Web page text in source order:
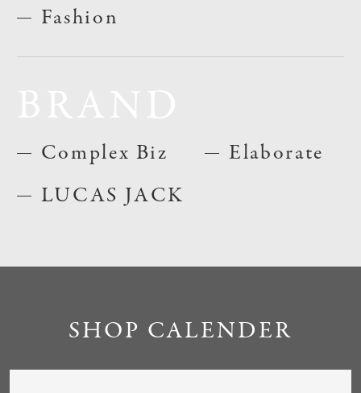
Fashion
Complex Biz
LUCAS JACK
Elaborate
SHOP CALENDER